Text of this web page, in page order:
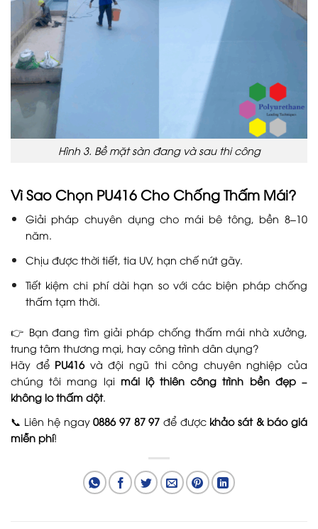
Hình 3. Bề mặt sàn đang và sau thi công
Vì Sao Chọn PU416 Cho Chống Thấm Mái?
Giải pháp chuyên dụng cho mái bê tông, bền 8–10
năm.
Chịu được thời tiết, tia UV, hạn chế nứt gãy.
Tiết kiệm chi phí dài hạn so với các biện pháp chống
thấm tạm thời.
👉 Bạn đang tìm giải pháp chống thấm mái nhà xưởng,
trung tâm thương mại, hay công trình dân dụng?
Hãy để PU416và đội ngũ thi công chuyên nghiệp của
chúng tôi mang lại mái lộ thiên công trình bền đẹp –
không lo thấm dột.
📞 Liên hệ ngay0886 97 87 97 để được khảo sát & báo giá
miễn phí!